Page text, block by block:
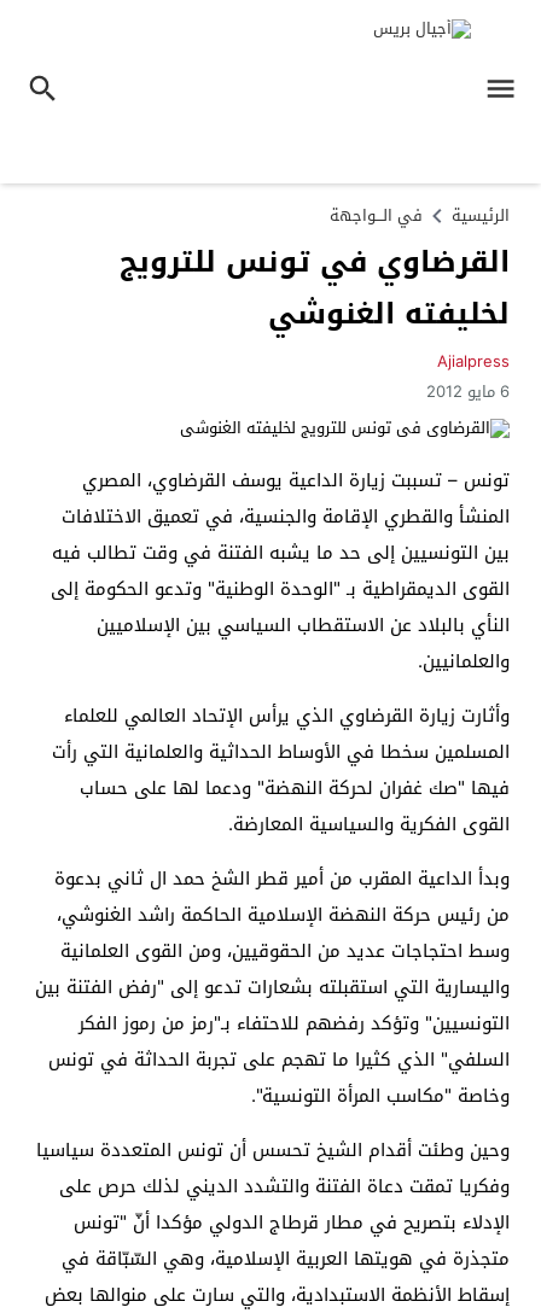
الرئيسية في الـــواجهة
القرضاوي في تونس للترويج
لخليفته الغنوشي
Ajialpress
6 مايو 2012
تونس – تسببت زيارة الداعية يوسف القرضاوي، المصري
المنشأ والقطري الإقامة والجنسية، في تعميق الاختلافات
بين التونسيين إلى حد ما يشبه الفتنة في وقت تطالب فيه
القوى الديمقراطية بـ "الوحدة الوطنية" وتدعو الحكومة إلى
النأي بالبلاد عن الاستقطاب السياسي بين الإسلاميين
والعلمانيين.
وأثارت زيارة القرضاوي الذي يرأس الإتحاد العالمي للعلماء
المسلمين سخطا في الأوساط الحداثية والعلمانية التي رأت
فيها "صك غفران لحركة النهضة" ودعما لها على حساب
القوى الفكرية والسياسية المعارضة.
وبدأ الداعية المقرب من أمير قطر الشخ حمد ال ثاني بدعوة
من رئيس حركة النهضة الإسلامية الحاكمة راشد الغنوشي،
وسط احتجاجات عديد من الحقوقيين، ومن القوى العلمانية
واليسارية التي استقبلته بشعارات تدعو إلى "رفض الفتنة بين
التونسيين" وتؤكد رفضهم للاحتفاء بـ"رمز من رموز الفكر
السلفي" الذي كثيرا ما تهجم على تجربة الحداثة في تونس
وخاصة "مكاسب المرأة التونسية".
وحين وطئت أقدام الشيخ تحسس أن تونس المتعددة سياسيا
وفكريا تمقت دعاة الفتنة والتشدد الديني لذلك حرص على
الإدلاء بتصريح في مطار قرطاج الدولي مؤكدا أنّ "تونس
متجذرة في هويتها العربية الإسلامية، وهي السّبّاقة في
إسقاط الأنظمة الاستبدادية، والتي سارت على منوالها بعض